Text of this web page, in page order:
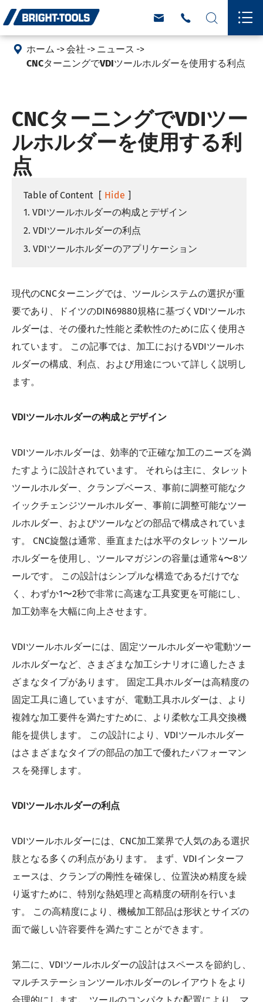
   
 ホーム 会社
ニュース
CNCターニングでVDIツールホルダーを使用する利点
CNCターニングでVDIツー
ルホルダーを使用する利
点
Table of Content [ Hide ]
1. VDIツールホルダーの构成とデザイン
2. VDIツールホルダーの利点
3. VDIツールホルダーのアプリケーション
現代のCNCターニングでは、ツールシステムの選択が重
要であり、ドイツのDIN69880規格に基づくVDIツールホ
ルダーは、その優れた性能と柔軟性のために広く使用さ
れています。 この記事では、加工におけるVDIツールホ
ルダーの構成、利点、および用途について詳しく説明し
ます。
VDIツールホルダーの构成とデザイン
VDIツールホルダーは、効率的で正確な加工のニーズを満
たすように設計されています。 それらは主に、タレット
ツールホルダー、クランプベース、事前に調整可能なク
イックチェンジツールホルダー、事前に調整可能なツー
ルホルダー、およびツールなどの部品で構成されていま
す。 CNC旋盤は通常、垂直または水平のタレットツール
ホルダーを使用し、ツールマガジンの容量は通常4〜8ツ
ールです。 この設計はシンプルな構造であるだけでな
く、わずか1〜2秒で非常に高速な工具変更を可能にし、
加工効率を大幅に向上させます。
VDIツールホルダーには、固定ツールホルダーや電動ツー
ルホルダーなど、さまざまな加工シナリオに適したさま
ざまなタイプがあります。 固定工具ホルダーは高精度の
固定工具に適していますが、電動工具ホルダーは、より
複雑な加工要件を満たすために、より柔軟な工具交換機
能を提供します。 この設計により、VDIツールホルダー
はさまざまなタイプの部品の加工で優れたパフォーマン
スを発揮します。
VDIツールホルダーの利点
VDIツールホルダーには、CNC加工業界で人気のある選択
肢となる多くの利点があります。 まず、VDIインターフ
ェースは、クランプの剛性を確保し、位置決め精度を繰
り返すために、特別な熱処理と高精度の研削を行いま
す。 この高精度により、機械加工部品は形状とサイズの
面で厳しい許容要件を満たすことができます。
第二に、VDIツールホルダーの設計はスペースを節約し、
マルチステーションツールホルダーのレイアウトをより